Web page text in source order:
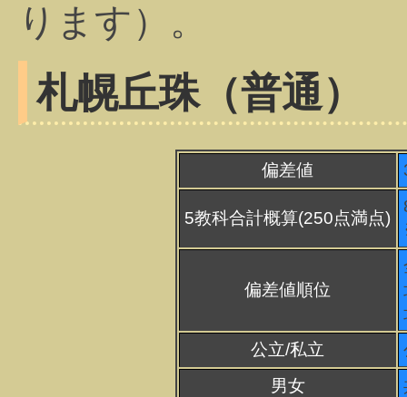
ります）。
札幌丘珠（普通）
偏差値
5教科合計概算(250点満点)
偏差値順位
公立/私立
男女